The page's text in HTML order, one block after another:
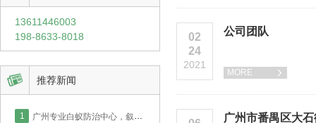
13611446003
198-8633-8018
 推荐新闻
1 广州专业白蚁防治中心，叙说新房厨房白蚁防治如何才能彻底！
02
24
2021
公司团队
MORE 
广州市番禺区大